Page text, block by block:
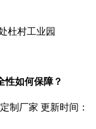
杜村工业园
性如何保障？
制厂家 更新时间：